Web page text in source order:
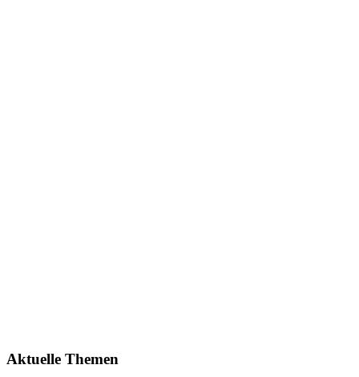
Aktuelle Themen